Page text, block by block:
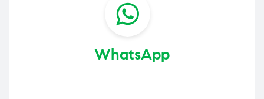
WhatsApp